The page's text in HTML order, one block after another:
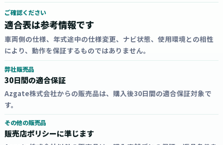
ご確認ください
適合表は参考情報です
車両側の仕様、年式途中の仕様変更、ナビ状態、使用環境との相性
により、動作を保証するものではありません。
弊社販売品
30日間の適合保証
Azgate株式会社からの販売品は、購入後30日間の適合保証対象で
す。
その他の販売品
販売店ポリシーに準じます